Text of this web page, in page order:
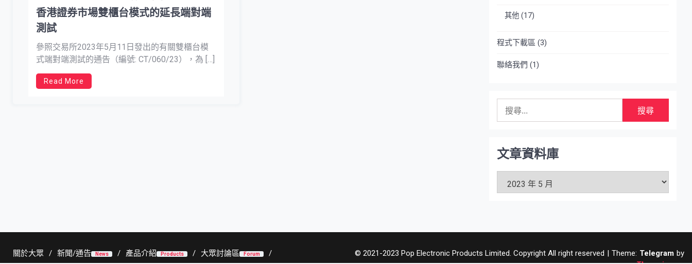
香港證券市場雙櫃台模式的延長端對端
測試
參照交易所2023年5月11日發出的有關雙櫃台模
式端對端測試的通告（編號: CT/060/23），為 […]
Read More
其他(17)
程式下載區 (3)
聯絡我們 (1)
字:
文章資料庫
資
關於大眾 新聞/通告 News 產品介紹 Products 大眾討論區 Forum © 2021-2023 Pop Electronic Products Limited. Copyright All right reserved | Theme: Telegram by